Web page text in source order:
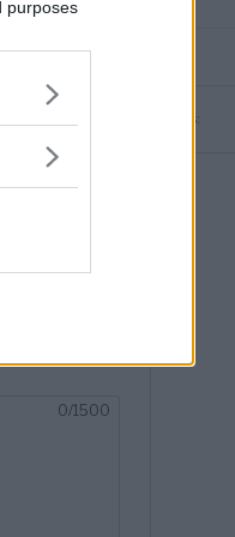
purposes
Annons: